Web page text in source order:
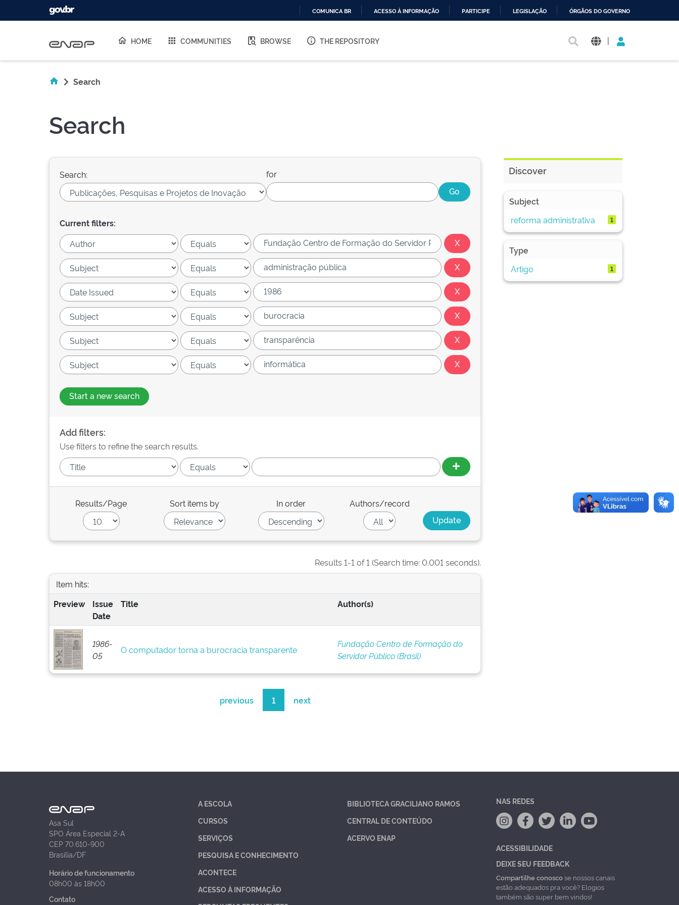
O
COMUNICA BR ACESSO À INFORMAÇÃO PARTICIPE LEGISLAÇÃO ÓRGÃOS DO GOVERNO
HOME COMMUNITIES BROWSE THE REPOSITORY |
Search
Search
Search: for
Current filters:
Start a new search
Add filters:
Use filters to refine the search results.
Results/Page Sort items by In order Authors/record
Results 1-1 of 1 (Search time: 0.001 seconds).
Item hits:
Preview
Issue
Date
Title Author(s)
1986-
05
O computador torna a burocracia transparente
Fundação Centro de Formação do
Servidor Público (Brasil)
previous 1 next
Discover
Subject
reforma administrativa
1
Type
Artigo
1
Asa Sul
SPO Área Especial 2-A
CEP 70.610-900
Brasília/DF
Horário de funcionamento
08h00 às 18h00
Contato
A ESCOLA
CURSOS
SERVIÇOS
PESQUISA E CONHECIMENTO
ACONTECE
ACESSO À INFORMAÇÃO
BIBLIOTECA GRACILIANO RAMOS
CENTRAL DE CONTEÚDO
ACERVO ENAP
NAS REDES
ACESSIBILIDADE
DEIXE SEU FEEDBACK
Compartilhe conoscose nossos canais
estão adequados pra você? Elogios
também são super bem vindos!